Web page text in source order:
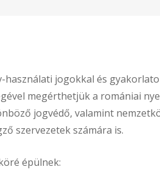
használati jogokkal és
megérthetjük a romániai
jogvédő, valamint
szervezetek számára is.
épülnek: